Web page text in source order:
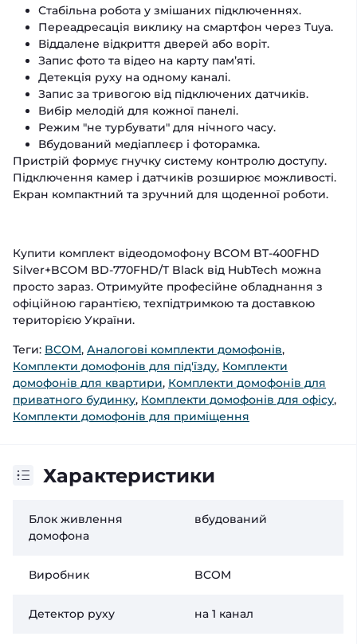
Стабільна робота у змішаних підключеннях.
Переадресація виклику на смартфон через Tuya.
Віддалене відкриття дверей або воріт.
Запис фото та відео на карту пам’яті.
Детекція руху на одному каналі.
Запис за тривогою від підключених датчиків.
Вибір мелодій для кожної панелі.
Режим "не турбувати" для нічного часу.
Вбудований медіаплеєр і фоторамка.
Пристрій формує гнучку систему контролю доступу.
Підключення камер і датчиків розширює можливості.
Екран компактний та зручний для щоденної роботи.
Купити комплект відеодомофону BCOM BT-400FHD
Silver+BCOM BD-770FHD/T Black від HubTech можна
просто зараз. Отримуйте професійне обладнання з
офіційною гарантією, техпідтримкою та доставкою
територією України.
Теги: BCOM, Аналогові комплекти домофонів,
Комплекти домофонів для під'їзду, Комплекти
домофонів для квартири, Комплекти домофонів для
приватного будинку, Комплекти домофонів для офісу,
Комплекти домофонів для приміщення
Характеристики
Блок живлення
домофона
вбудований
Виробник BCOM
Детектор руху на 1 канал